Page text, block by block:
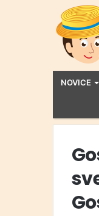
NOVICE